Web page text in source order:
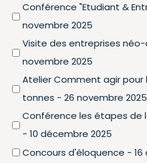
Conférence "Etudiant &
novembre 2025
Visite des entreprises
novembre 2025
Atelier Comment agir pour
tonnes - 26 novembre 2025
Conférence les étapes de
- 10 décembre 2025
Concours d'éloquence - 16